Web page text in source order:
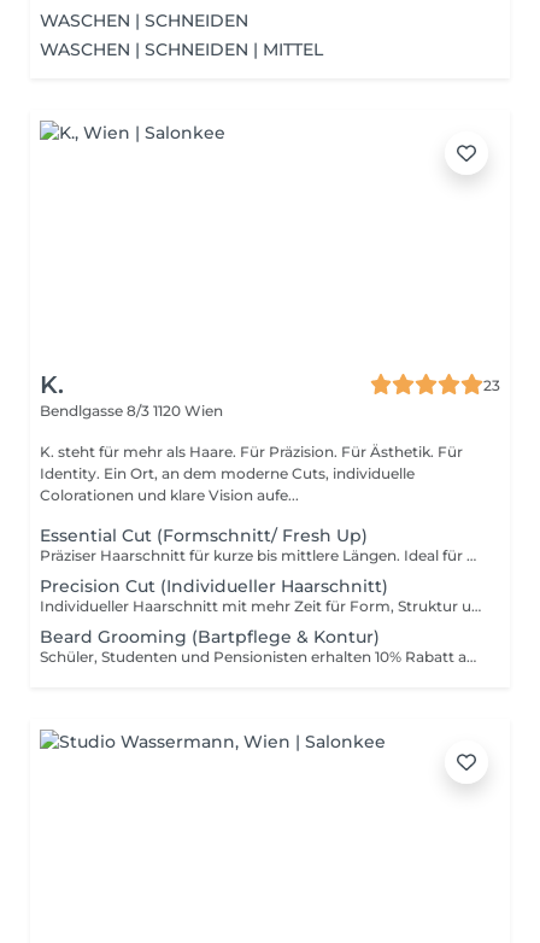
WASCHEN | SCHNEIDEN
WASCHEN | SCHNEIDEN | MITTEL
K.
23
Bendlgasse 8/3 1120 Wien
K. steht für mehr als Haare. Für Präzision. Für Ästhetik. Für
Identity. Ein Ort, an dem moderne Cuts, individuelle
Colorationen und klare Vision aufe...
Essential Cut (Formschnitt/ Fresh Up)
Präziser Haarschnitt für kurze bis mittlere Längen. Ideal für gepflegte Looks mit klarer Form und sauberem Finish. Schüler, Studenten und Pensionisten erhalten 10% Rabatt auf den Preis. Der Rabatt wird vor Ort im Salon eingelöst.
Precision Cut (Individueller Haarschnitt)
Individueller Haarschnitt mit mehr Zeit für Form, Struktur und exakte Details. Perfekt für moderne Looks und persönliche Anpassung. Schüler, Studenten und Pensionisten erhalten 10% Rabatt auf den Preis. Der Rabatt wird vor Ort im Salon eingelöst.
Beard Grooming (Bartpflege & Kontur)
Schüler, Studenten und Pensionisten erhalten 10% Rabatt auf den Preis. Der Rabatt wird vor Ort im Salon eingelöst.